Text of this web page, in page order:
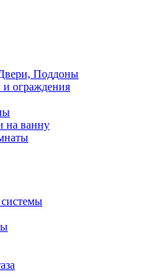
Поддоны
ограждения
на ванну